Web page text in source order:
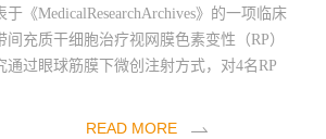
《MedicalResearchArchives》的一项临床
充质干细胞治疗视网膜色素变性（RP）
通过眼球筋膜下微创注射方式，对4名RP
READ MORE